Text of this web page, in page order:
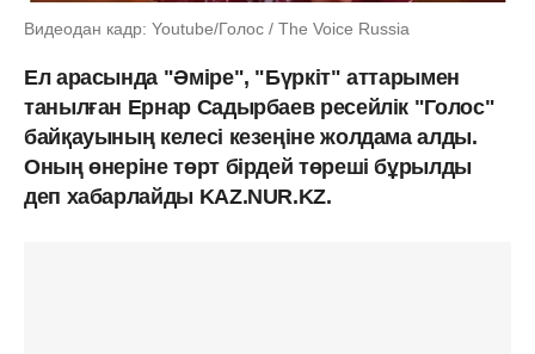
Видеодан кадр: Youtube/Голос / The Voice Russia
Ел арасында "Әміре", "Бүркіт" аттарымен
танылған Ернар Садырбаев ресейлік "Голос"
байқауының келесі кезеңіне жолдама алды.
Оның өнеріне төрт бірдей төреші бұрылды
деп хабарлайды KAZ.NUR.KZ.